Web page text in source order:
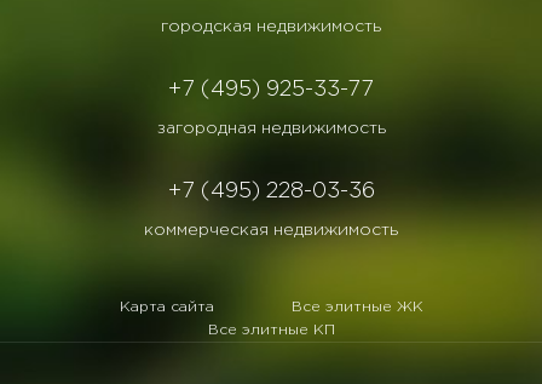
городская недвижимость
+7 (495) 925-33-77
загородная недвижимость
+7 (495) 228-03-36
коммерческая недвижимость
Карта сайта
Все элитные ЖК
Все элитные КП